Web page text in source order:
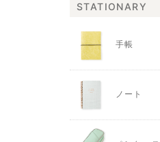
STATIONARY
手帳
ノート